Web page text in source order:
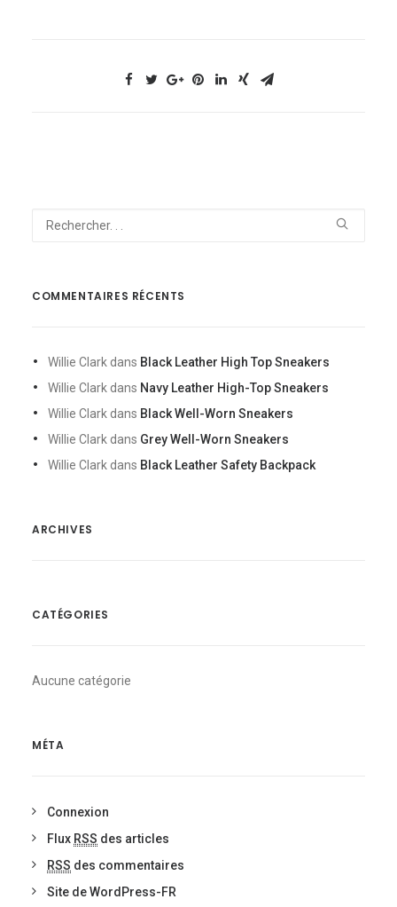
COMMENTAIRES RÉCENTS
Willie Clark dans Black Leather High Top Sneakers
Willie Clark dans Navy Leather High-Top Sneakers
Willie Clark dans Black Well-Worn Sneakers
Willie Clark dans Grey Well-Worn Sneakers
Willie Clark dans Black Leather Safety Backpack
ARCHIVES
CATÉGORIES
Aucune catégorie
MÉTA
Connexion
Flux RSS des articles
RSS des commentaires
Site de WordPress-FR